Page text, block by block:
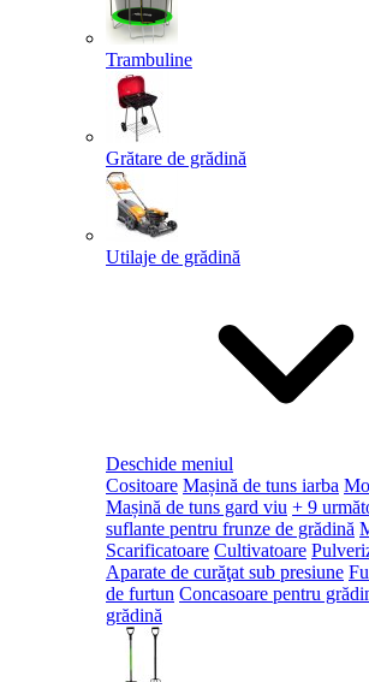
Trambuline
Grătare de grădină
Utilaje de grădină
Deschide meniul
Cositoare Mașină de tuns iarba
Mașină de tuns gard viu + 9
suflante pentru frunze de grădină
Scarificatoare Cultivatoare
Aparate de curăţat sub presiune
de furtun Concasoare pentru
grădină